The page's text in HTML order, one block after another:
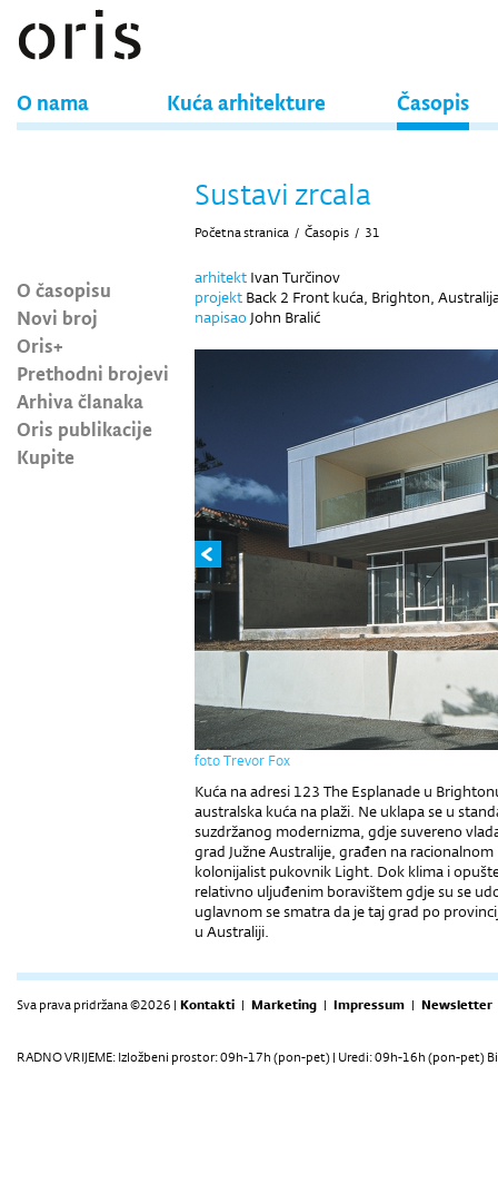
O nama Kuća arhitekture Časopis
O časopisu
Novi broj
Oris+
Prethodni brojevi
Arhiva članaka
Oris publikacije
Kupite
Sustavi zrcala
Početna stranica / Časopis / 31
arhitekt Ivan Turčinov
projekt Back 2 Front kuća, Brighton,
napisao John Bralić
foto Trevor Fox
Kuća na adresi 123 The Esplanade u
australska kuća na plaži. Ne uklapa se u
suzdržanog modernizma, gdje suvereno
grad Južne Australije, građen na
kolonijalist pukovnik Light. Dok klima i
relativno uljuđenim boravištem gdje su se
uglavnom se smatra da je taj grad po
u Australiji.
Sva prava pridržana ©2026 | Kontakti | Marketing | Impressum | Newsletter
RADNO VRIJEME: Izložbeni prostor: 09h-17h (pon-pet) | Uredi: 09h-16h (pon-pet)